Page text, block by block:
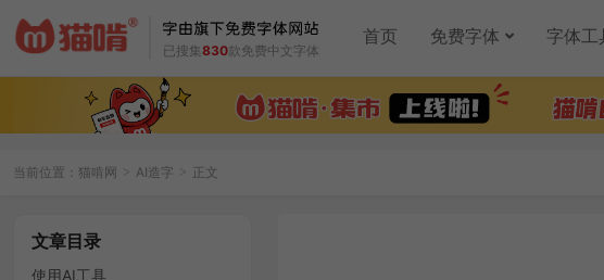
已搜集830款免费中文字体
首页 免费字体 字体工
当前位置： 猫啃网 > AI造字 > 正文
文章目录
使用AI工具